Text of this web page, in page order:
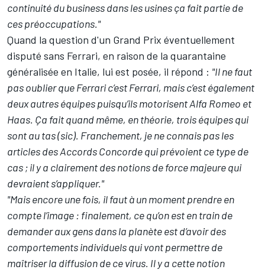
continuité du business dans les usines ça fait partie de
ces préoccupations."
Quand la question d'un Grand Prix éventuellement
disputé sans Ferrari, en raison de la quarantaine
généralisée en Italie, lui est posée, il répond : "Il ne faut
pas oublier que Ferrari c’est Ferrari, mais c’est également
deux autres équipes puisqu’ils motorisent Alfa Romeo et
Haas. Ça fait quand même, en théorie, trois équipes qui
sont au tas (sic). Franchement, je ne connais pas les
articles des Accords Concorde qui prévoient ce type de
cas ; il y a clairement des notions de force majeure qui
devraient s’appliquer."
"Mais encore une fois, il faut à un moment prendre en
compte l’image : finalement, ce qu’on est en train de
demander aux gens dans la planète est d’avoir des
comportements individuels qui vont permettre de
maîtriser la diffusion de ce virus. Il y a cette notion